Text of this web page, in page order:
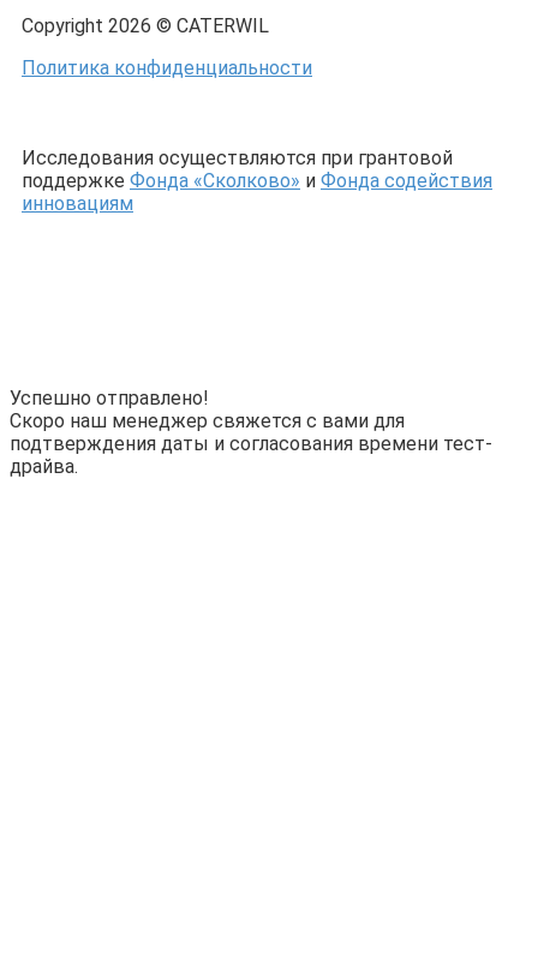
Copyright 2026 © CATERWIL
Политика конфиденциальности
Исследования осуществляются при грантовой
поддержке Фонда «Сколково» и Фонда содействия
инновациям
Успешно отправлено!
Скоро наш менеджер свяжется с вами для
подтверждения даты и согласования времени тест-
драйва.